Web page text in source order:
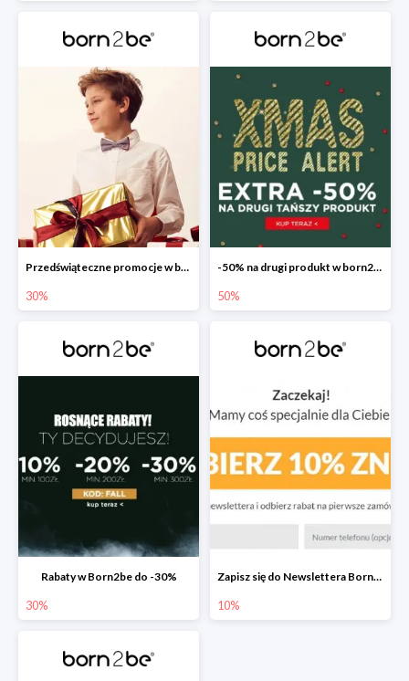
Przedświąteczne promocje w born2be do -30%
30%
-50% na drugi produkt w born2be
50%
Rabaty w Born2be do -30%
30%
Zapisz się do Newslettera Born2be i zyskaj 10% rabatu
10%